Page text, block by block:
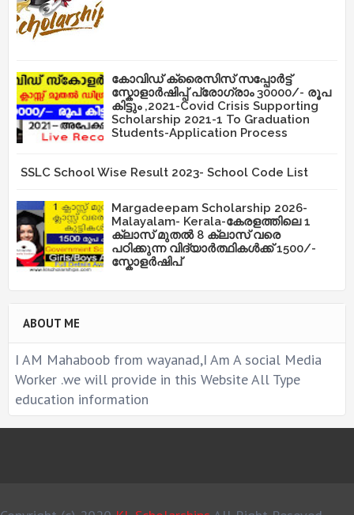
കോവിഡ് ക്രൈസിസ് സപ്പോർട്ട്
സ്കോളാർഷിപ്പ് പ്രോഗ്രാം 30000/- രൂപ
കിട്ടും ,2021-Covid Crisis Supporting
Scholarship 2021-1 To Graduation
Students-Application Process
SSLC School Wise Result 2023- School Code List
Margadeepam Scholarship 2026-
Malayalam- Kerala-കേരളത്തിലെ 1
ക്ലാസ് മുതൽ 8 ക്ലാസ് വരെ
പഠിക്കുന്ന വിദ്യാർത്ഥികൾക്ക് 1500/-
സ്കോളർഷിപ്
ABOUT ME
I AM Mahaboob from wayanad,I Am A social Media
Worker .we will provide in this Website All Type
education information